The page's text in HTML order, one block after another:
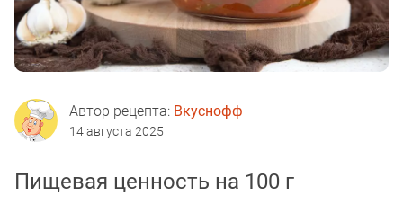
Автор рецепта: Вкуснофф
14 августа 2025
Пищевая ценность на 100 г